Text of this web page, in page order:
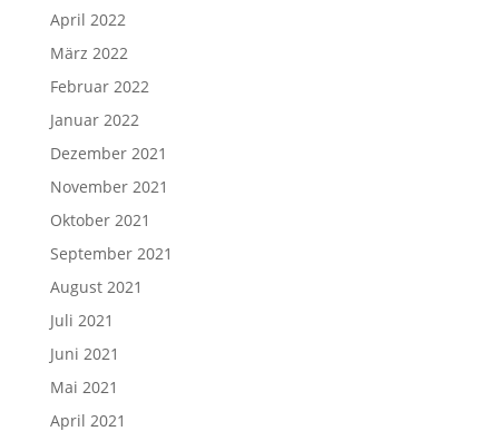
April 2022
März 2022
Februar 2022
Januar 2022
Dezember 2021
November 2021
Oktober 2021
September 2021
August 2021
Juli 2021
Juni 2021
Mai 2021
April 2021